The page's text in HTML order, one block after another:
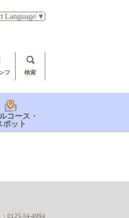
Language ▼
フ 検索
コース・
ポット
0125-54-4994